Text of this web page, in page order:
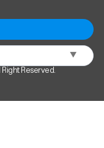
▼
Reserved.